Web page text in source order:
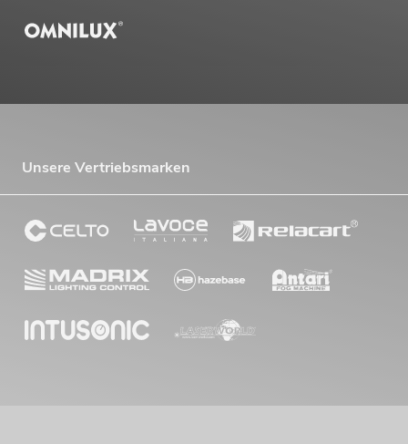
Unsere Vertriebsmarken